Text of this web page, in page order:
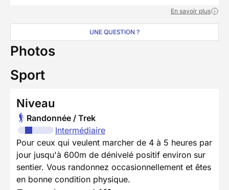
En savoir plus
UNE QUESTION ?
Photos
Sport
Niveau
Randonnée / Trek
Intermédiaire
Pour ceux qui veulent marcher de 4 à 5 heures par
jour jusqu'à 600m de dénivelé positif environ sur
sentier. Vous randonnez occasionnellement et êtes
en bonne condition physique.